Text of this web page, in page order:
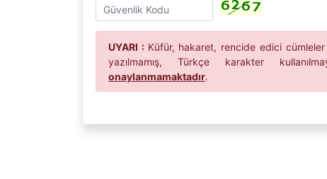
UYARI : Küfür, hakaret, rencide edici cümleler
yazılmamış, Türkçe karakter
onaylanmamaktadır.